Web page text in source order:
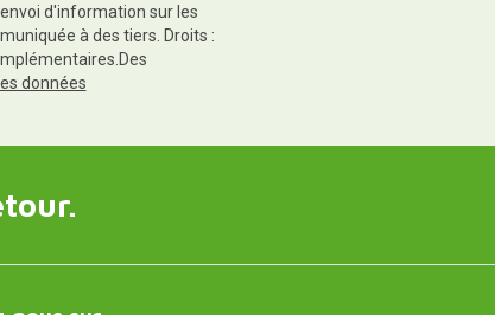
d'information sur les
à des tiers. Droits :
données